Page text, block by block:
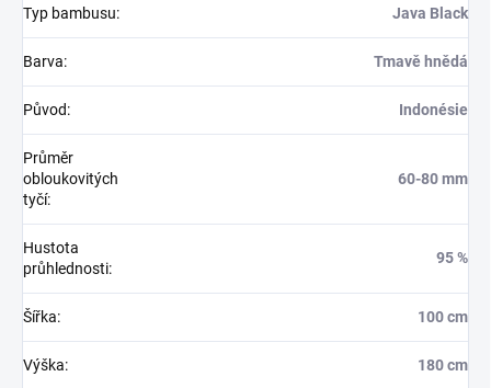
Typ bambusu: Java Black
Barva: Tmavě hnědá
Původ: Indonésie
Průměr
obloukovitých
tyčí:
60-80 mm
Hustota
průhlednosti:
95 %
Šířka: 100 cm
Výška: 180 cm